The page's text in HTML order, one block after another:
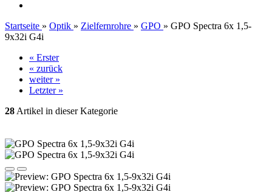
Startseite » Optik » Zielfernrohre » GPO » GPO Spectra 6x 1,5-
9x32i G4i
« Erster
« zurück
weiter »
Letzter »
28 Artikel in dieser Kategorie